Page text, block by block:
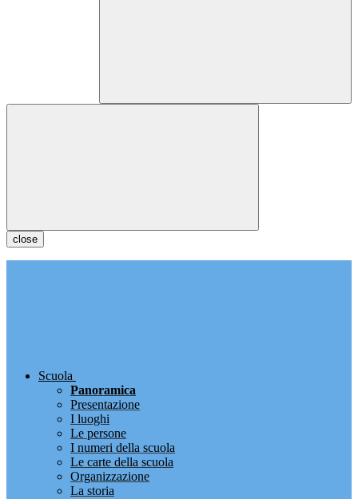
close
Scuola
Panoramica
Presentazione
I luoghi
Le persone
I numeri della scuola
Le carte della scuola
Organizzazione
La storia